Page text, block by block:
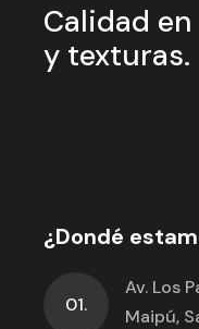
Calidad en
y texturas.
¿Dondé
01.
Av. Los
Maipú,